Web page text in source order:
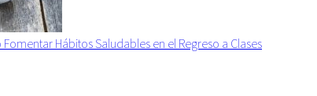
Hábitos Saludables en el Regreso a Clases